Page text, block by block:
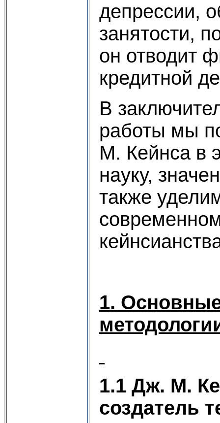
депрессии,
занятости,
он отводит
кредитной
В
работы мы
М. Кейнса в
науку,
также
1.
1.1 Дж. М.
создатель